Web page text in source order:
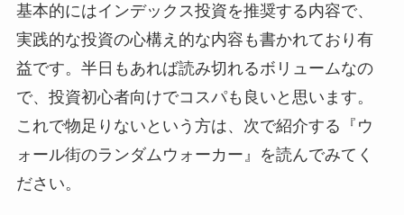
基本的にはインデックス投資を推奨する内容で、
実践的な投資の心構え的な内容も書かれており有
益です。半日もあれば読み切れるボリュームなの
で、投資初心者向けでコスパも良いと思います。
これで物足りないという方は、次で紹介する『ウ
ォール街のランダムウォーカー』を読んでみてく
ださい。